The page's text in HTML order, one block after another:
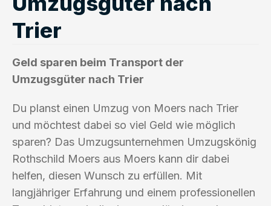
Trier
Geld sparen beim Transport der
Umzugsgüter nach Trier
Du planst einen Umzug von Moers nach Trier
und möchtest dabei so viel Geld wie möglich
sparen? Das Umzugsunternehmen Umzugskönig
Rothschild Moers aus Moers kann dir dabei
helfen, diesen Wunsch zu erfüllen. Mit
langjähriger Erfahrung und einem professionellen